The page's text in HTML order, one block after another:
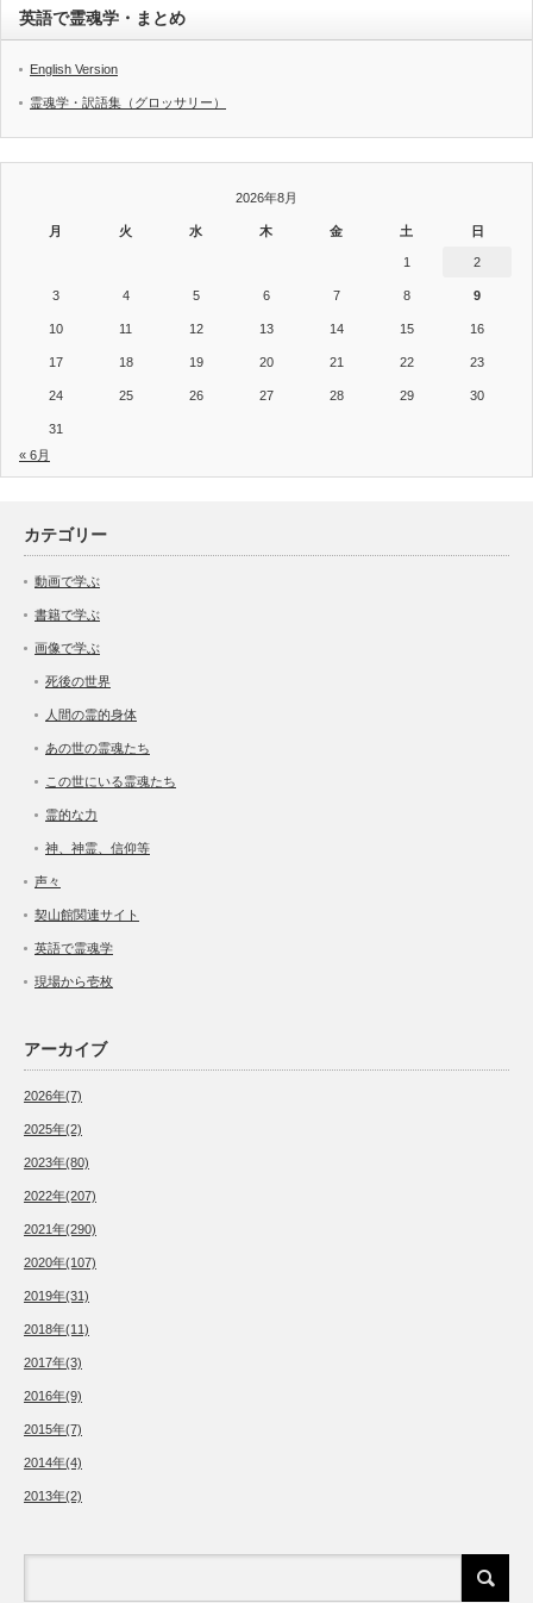
英語で霊魂学・まとめ
English Version
霊魂学・訳語集（グロッサリー）
2026年8月
月 火 水 木 金 土 日
1 2
3 4 5 6 7 8 9
10 11 12 13 14 15 16
17 18 19 20 21 22 23
24 25 26 27 28 29 30
31
« 6月
カテゴリー
動画で学ぶ
書籍で学ぶ
画像で学ぶ
死後の世界
人間の霊的身体
あの世の霊魂たち
この世にいる霊魂たち
霊的な力
神、神霊、信仰等
声々
契山館関連サイト
英語で霊魂学
現場から壱枚
アーカイブ
2026年(7)
2025年(2)
2023年(80)
2022年(207)
2021年(290)
2020年(107)
2019年(31)
2018年(11)
2017年(3)
2016年(9)
2015年(7)
2014年(4)
2013年(2)